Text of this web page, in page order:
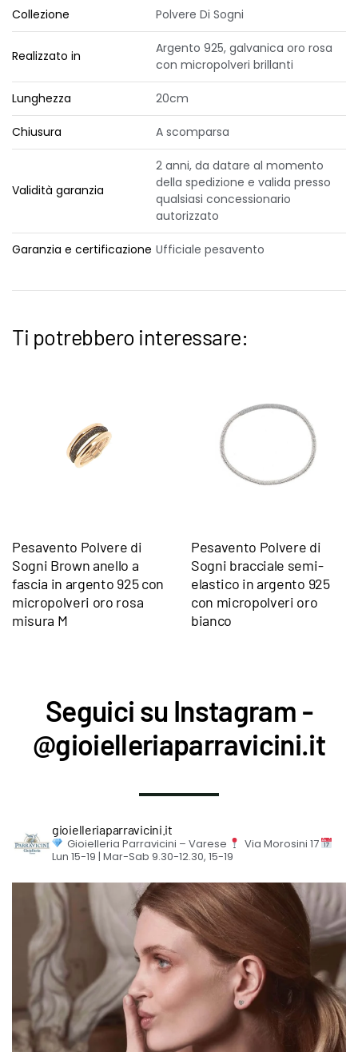
Collezione Polvere Di Sogni
Realizzato in
Argento 925, galvanica oro rosa
con micropolveri brillanti
Lunghezza 20cm
Chiusura A scomparsa
Validità garanzia
2 anni, da datare al momento
della spedizione e valida presso
qualsiasi concessionario
autorizzato
Garanzia e certificazione Ufficiale pesavento
Ti potrebbero interessare:
Pesavento Polvere di
Sogni Brown anello a
fascia in argento 925 con
micropolveri oro rosa
misura M
Pesavento Polvere di
Sogni bracciale semi-
elastico in argento 925
con micropolveri oro
bianco
Seguici su Instagram -
@gioielleriaparravicini.it
gioielleriaparravicini.it
Gioielleria Parravicini – Varese
Via Morosini 17
Lun 15-19 | Mar-Sab 9.30-12.30, 15-19